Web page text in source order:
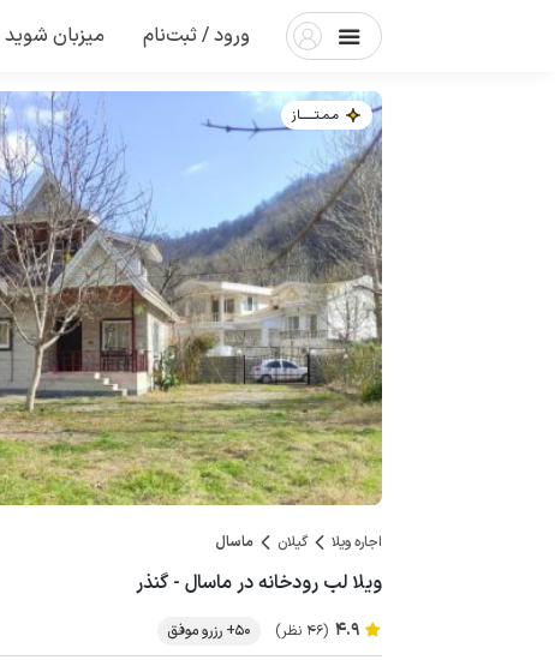
ورود / ثبت‌نام میزبان شوید
مـمـتــــــاز
اجاره ویلا گیلان ماسال
ویلا لب رودخانه در ماسال - گنذر
4.9 (46 نظر) 50+ رزرو موفق